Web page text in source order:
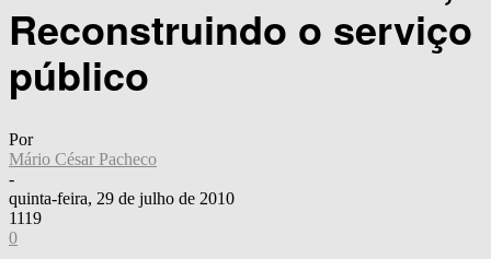
Reconstruindo o serviço
público
Por
Mário César Pacheco
-
quinta-feira, 29 de julho de 2010
1119
0